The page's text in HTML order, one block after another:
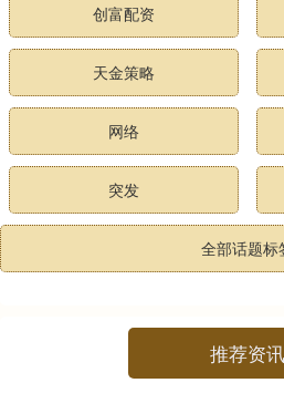
创富配资
天金策略
网络
突发
全部话题标
推荐资讯